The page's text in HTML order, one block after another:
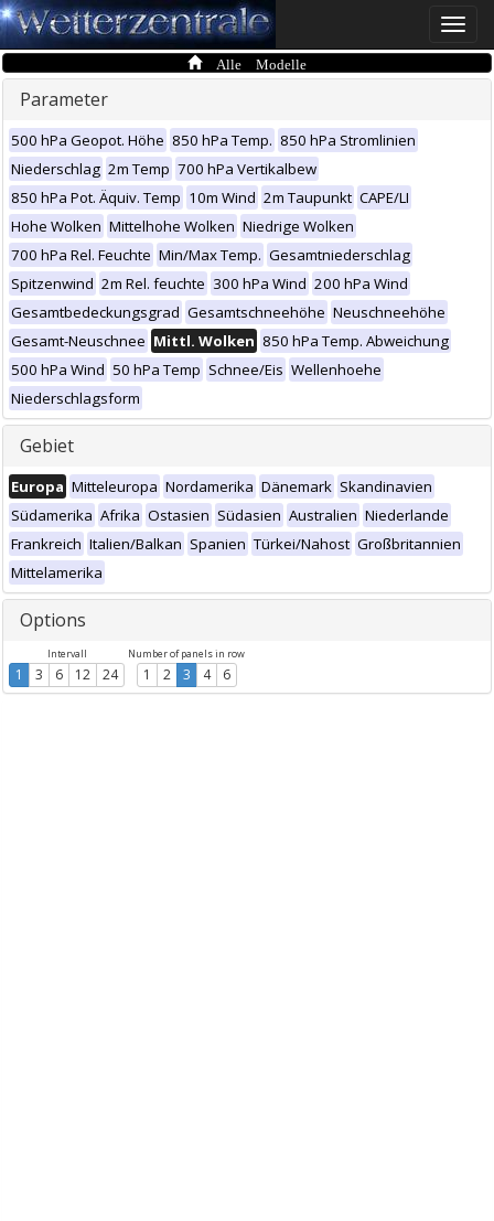
Toggle
Alle Modelle
Parameter
500 hPa Geopot. Höhe 850 hPa Temp. 850 hPa Stromlinien
Niederschlag 2m Temp 700 hPa Vertikalbew
850 hPa Pot. Äquiv. Temp 10m Wind 2m Taupunkt CAPE/LI
Hohe Wolken Mittelhohe Wolken Niedrige Wolken
700 hPa Rel. Feuchte Min/Max Temp. Gesamtniederschlag
Spitzenwind 2m Rel. feuchte 300 hPa Wind 200 hPa Wind
Gesamtbedeckungsgrad Gesamtschneehöhe Neuschneehöhe
Gesamt-Neuschnee Mittl. Wolken 850 hPa Temp. Abweichung
500 hPa Wind 50 hPa Temp Schnee/Eis Wellenhoehe
Niederschlagsform
Gebiet
Europa Mitteleuropa Nordamerika Dänemark Skandinavien
Südamerika Afrika Ostasien Südasien Australien Niederlande
Frankreich Italien/Balkan Spanien Türkei/Nahost Großbritannien
Mittelamerika
Options
Intervall
1 3 6 12 24
Number of panels in row
1 2 3 4 6